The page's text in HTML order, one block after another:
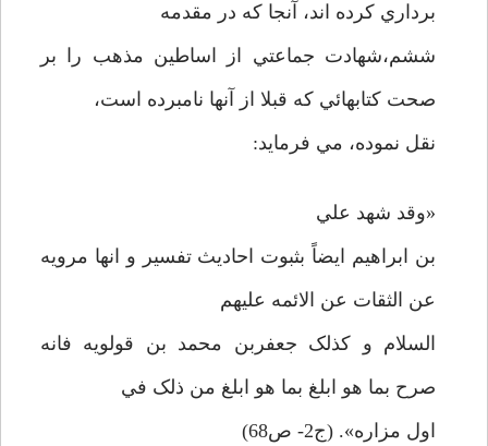
برداري کرده اند، آنجا که در مقدمه
ششم،شهادت جماعتي از اساطين مذهب را بر
صحت کتابهائي که قبلا از آنها نامبرده است،
نقل نموده، مي فرمايد:
«وقد شهد علي
بن ابراهيم ايضاً بثبوت احاديث تفسير و انها مرويه
عن الثقات عن الائمه عليهم
السلام و کذلک جعفربن محمد بن قولويه فانه
صرح بما هو ابلغ بما هو ابلغ من ذلک في
اول مزاره». (ج2- ص68)